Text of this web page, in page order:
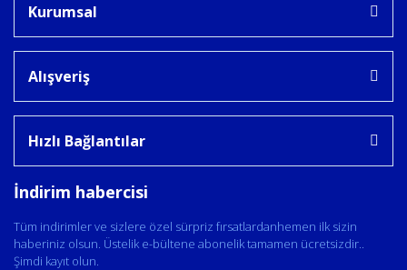
Kurumsal
Alışveriş
Hızlı Bağlantılar
İndirim habercisi
Tüm indirimler ve sizlere özel sürpriz fırsatlardanhemen ilk sizin
haberiniz olsun. Üstelik e-bültene abonelik tamamen ücretsizdir..
Şimdi kayıt olun.